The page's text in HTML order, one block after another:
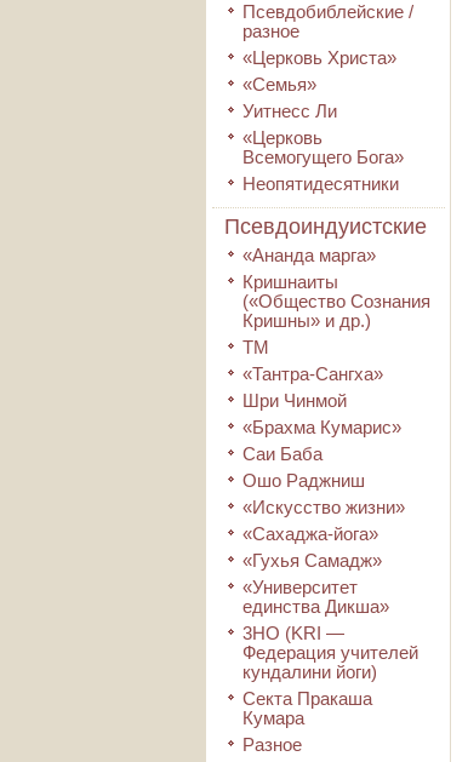
Псевдобиблейские /
разное
«Церковь Христа»
«Семья»
Уитнесс Ли
«Церковь
Всемогущего Бога»
Неопятидесятники
Псевдоиндуистские
«Ананда марга»
Кришнаиты
(«Общество Сознания
Кришны» и др.)
ТМ
«Тантра-Сангха»
Шри Чинмой
«Брахма Кумарис»
Саи Баба
Ошо Раджниш
«Искусство жизни»
«Сахаджа-йога»
«Гухья Самадж»
«Университет
единства Дикша»
3HO (KRI ―
Федерация учителей
кундалини йоги)
Секта Пракаша
Кумара
Разное